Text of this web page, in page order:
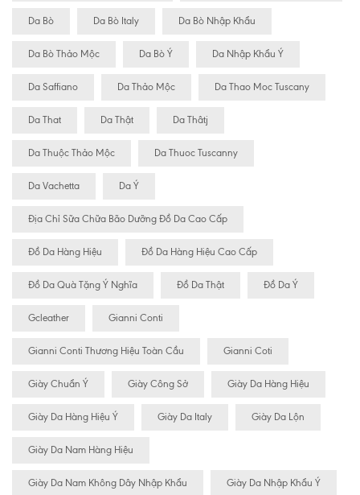
Da Bò Da Bò Italy Da Bò Nhập Khẩu
Da Bò Thảo Mộc Da Bò Ý Da Nhập Khẩu Ý
Da Saffiano Da Thảo Mộc Da Thao Moc Tuscany
Da That Da Thật Da Thâtj
Da Thuộc Thảo Mộc Da Thuoc Tuscanny
Da Vachetta Da Ý
Địa Chỉ Sữa Chữa Bão Dưỡng Đồ Da Cao Cấp
Đồ Da Hàng Hiệu Đồ Da Hàng Hiệu Cao Cấp
Đồ Da Quà Tặng Ý Nghĩa Đồ Da Thật Đồ Da Ý
Gcleather Gianni Conti
Gianni Conti Thương Hiệu Toàn Cầu Gianni Coti
Giày Chuẩn Ý Giày Công Sở Giày Da Hàng Hiệu
Giày Da Hàng Hiệu Ý Giày Da Italy Giày Da Lộn
Giày Da Nam Hàng Hiệu
Giày Da Nam Không Dây Nhập Khẩu Giày Da Nhập Khẩu Ý